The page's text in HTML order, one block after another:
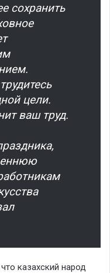
сохранить
цели.
ваш труд.
казахский народ